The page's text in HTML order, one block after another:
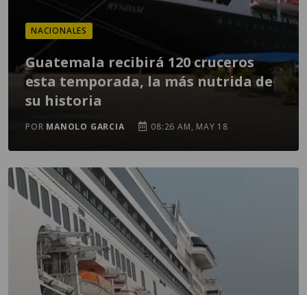
NACIONALES
Guatemala recibirá 120 cruceros
esta temporada, la más nutrida de
su historia
POR MANOLO GARCIA 08:26 AM, MAY 18